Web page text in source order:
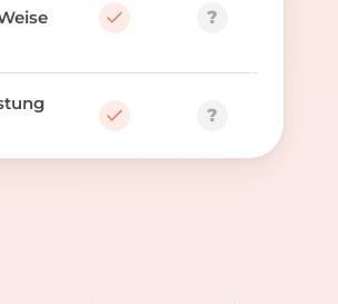
?
?